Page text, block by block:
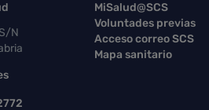
N
MiSalud@SCS
Voluntades previas
Acceso correo SCS
Mapa sanitario